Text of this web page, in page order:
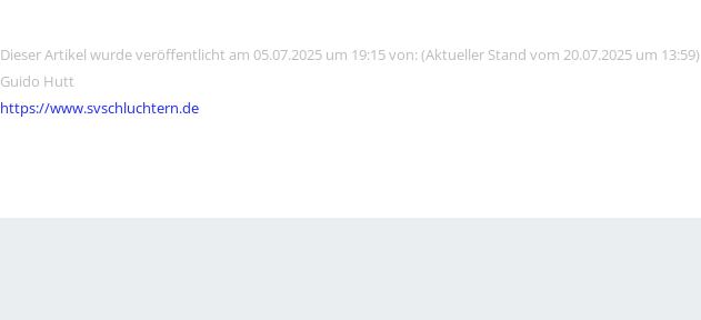
Dieser Artikel wurde veröffentlicht am 05.07.2025 um 19:15 von: (Aktueller Stand vom 20.07.2025 um 13:59)
Guido Hutt
https://www.svschluchtern.de